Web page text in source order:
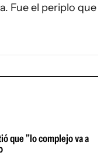
Fue el periplo que
que "lo complejo va a